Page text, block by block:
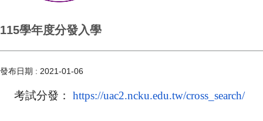
115學年度分發入學
發布日期 : 2021-01-06
考試分發： https://uac2.ncku.edu.tw/cross_search/